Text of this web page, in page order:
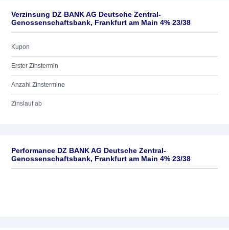
Verzinsung DZ BANK AG Deutsche Zentral-
Genossenschaftsbank, Frankfurt am Main 4% 23/38
Kupon
Erster Zinstermin
Anzahl Zinstermine
Zinslauf ab
Performance DZ BANK AG Deutsche Zentral-
Genossenschaftsbank, Frankfurt am Main 4% 23/38